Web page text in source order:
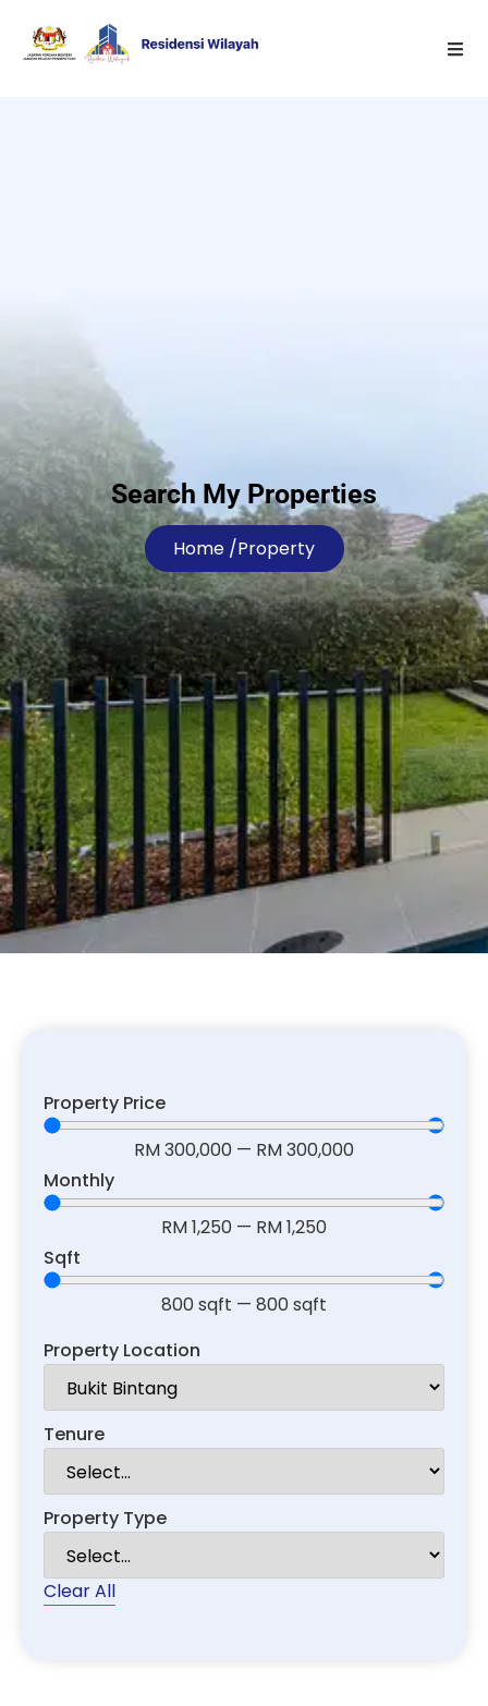
Search My Properties
Home /Property
Property Price
RM300,000 — RM300,000
Monthly
RM1,250 — RM1,250
Sqft
800sqft — 800sqft
Property Location
Tenure
Property Type
Clear All